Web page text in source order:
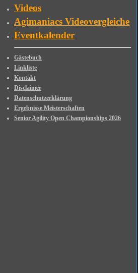
Videos
Agimaniacs Videovergleiche
Eventkalender
Gästebuch
Linkliste
Kontakt
Disclaimer
Datenschutzerklärung
Ergebnisse Meisterschaften
Senior Agility Open Championships 2026